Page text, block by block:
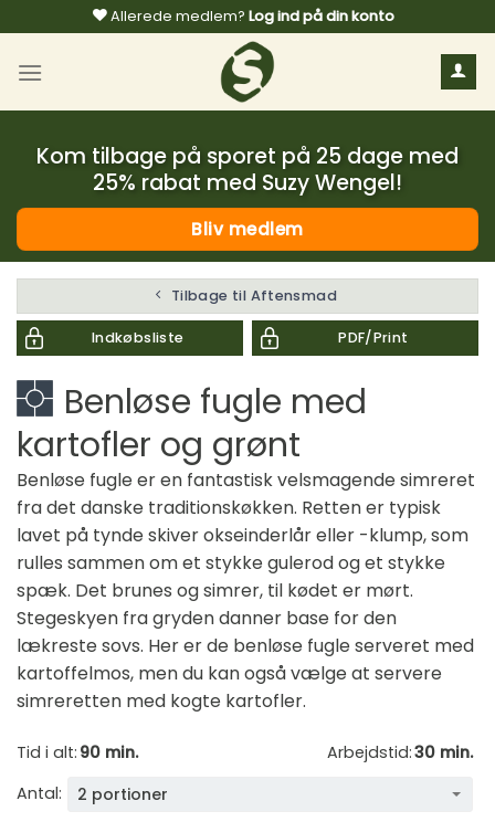
til
indhold
Allerede medlem? Log ind på din konto
Kom tilbage på sporet på 25 dage med
25% rabat med Suzy Wengel!
Bliv medlem
Tilbage til Aftensmad
Indkøbsliste PDF/Print
Benløse fugle med
kartofler og grønt
Benløse fugle er en fantastisk velsmagende simreret
fra det danske traditionskøkken. Retten er typisk
lavet på tynde skiver okseinderlår eller -klump, som
rulles sammen om et stykke gulerod og et stykke
spæk. Det brunes og simrer, til kødet er mørt.
Stegeskyen fra gryden danner base for den
lækreste sovs. Her er de benløse fugle serveret med
kartoffelmos, men du kan også vælge at servere
simreretten med kogte kartofler.
Tid i alt: 90 min. Arbejdstid:30 min.
Antal:
2 portioner